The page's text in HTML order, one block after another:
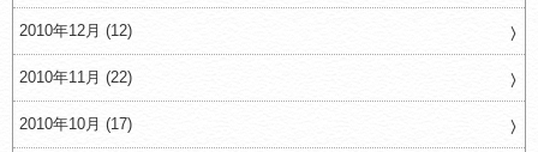
2010年12月 (12)
2010年11月 (22)
2010年10月 (17)